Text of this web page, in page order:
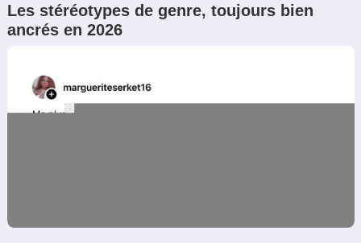
Les stéréotypes de genre, toujours bien
ancrés en 2026